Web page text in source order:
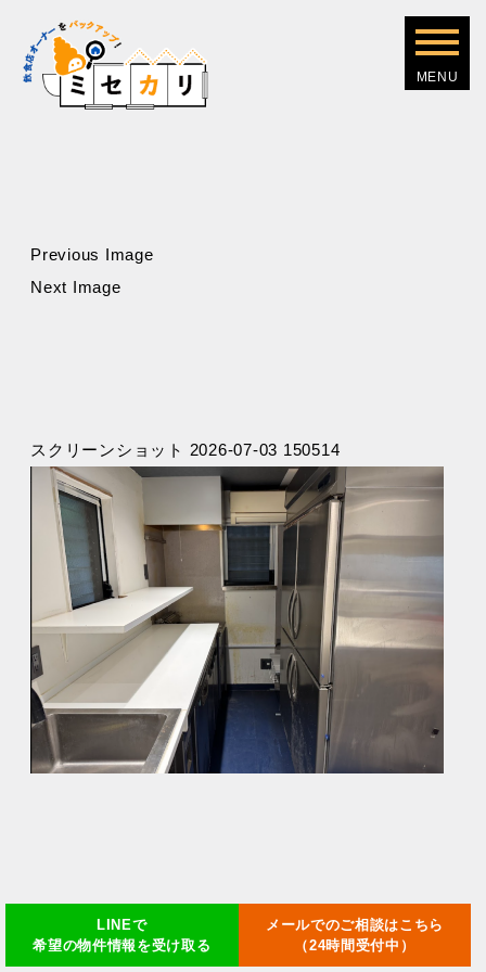
LINEで
希望の物件情報を受け取る
メールでのご相談はこちら
（24時間受付中）
Previous Image
Next Image
スクリーンショット 2026-07-03 150514